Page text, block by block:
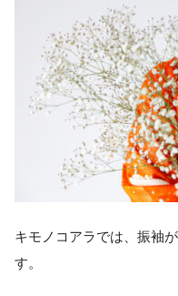
キモノコアラでは、振袖
す。